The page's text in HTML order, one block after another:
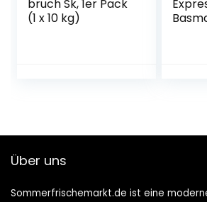
bruch Sk, 1er Pack
(1 x 10 kg)
Über uns
Sommerfrischemarkt.de ist eine